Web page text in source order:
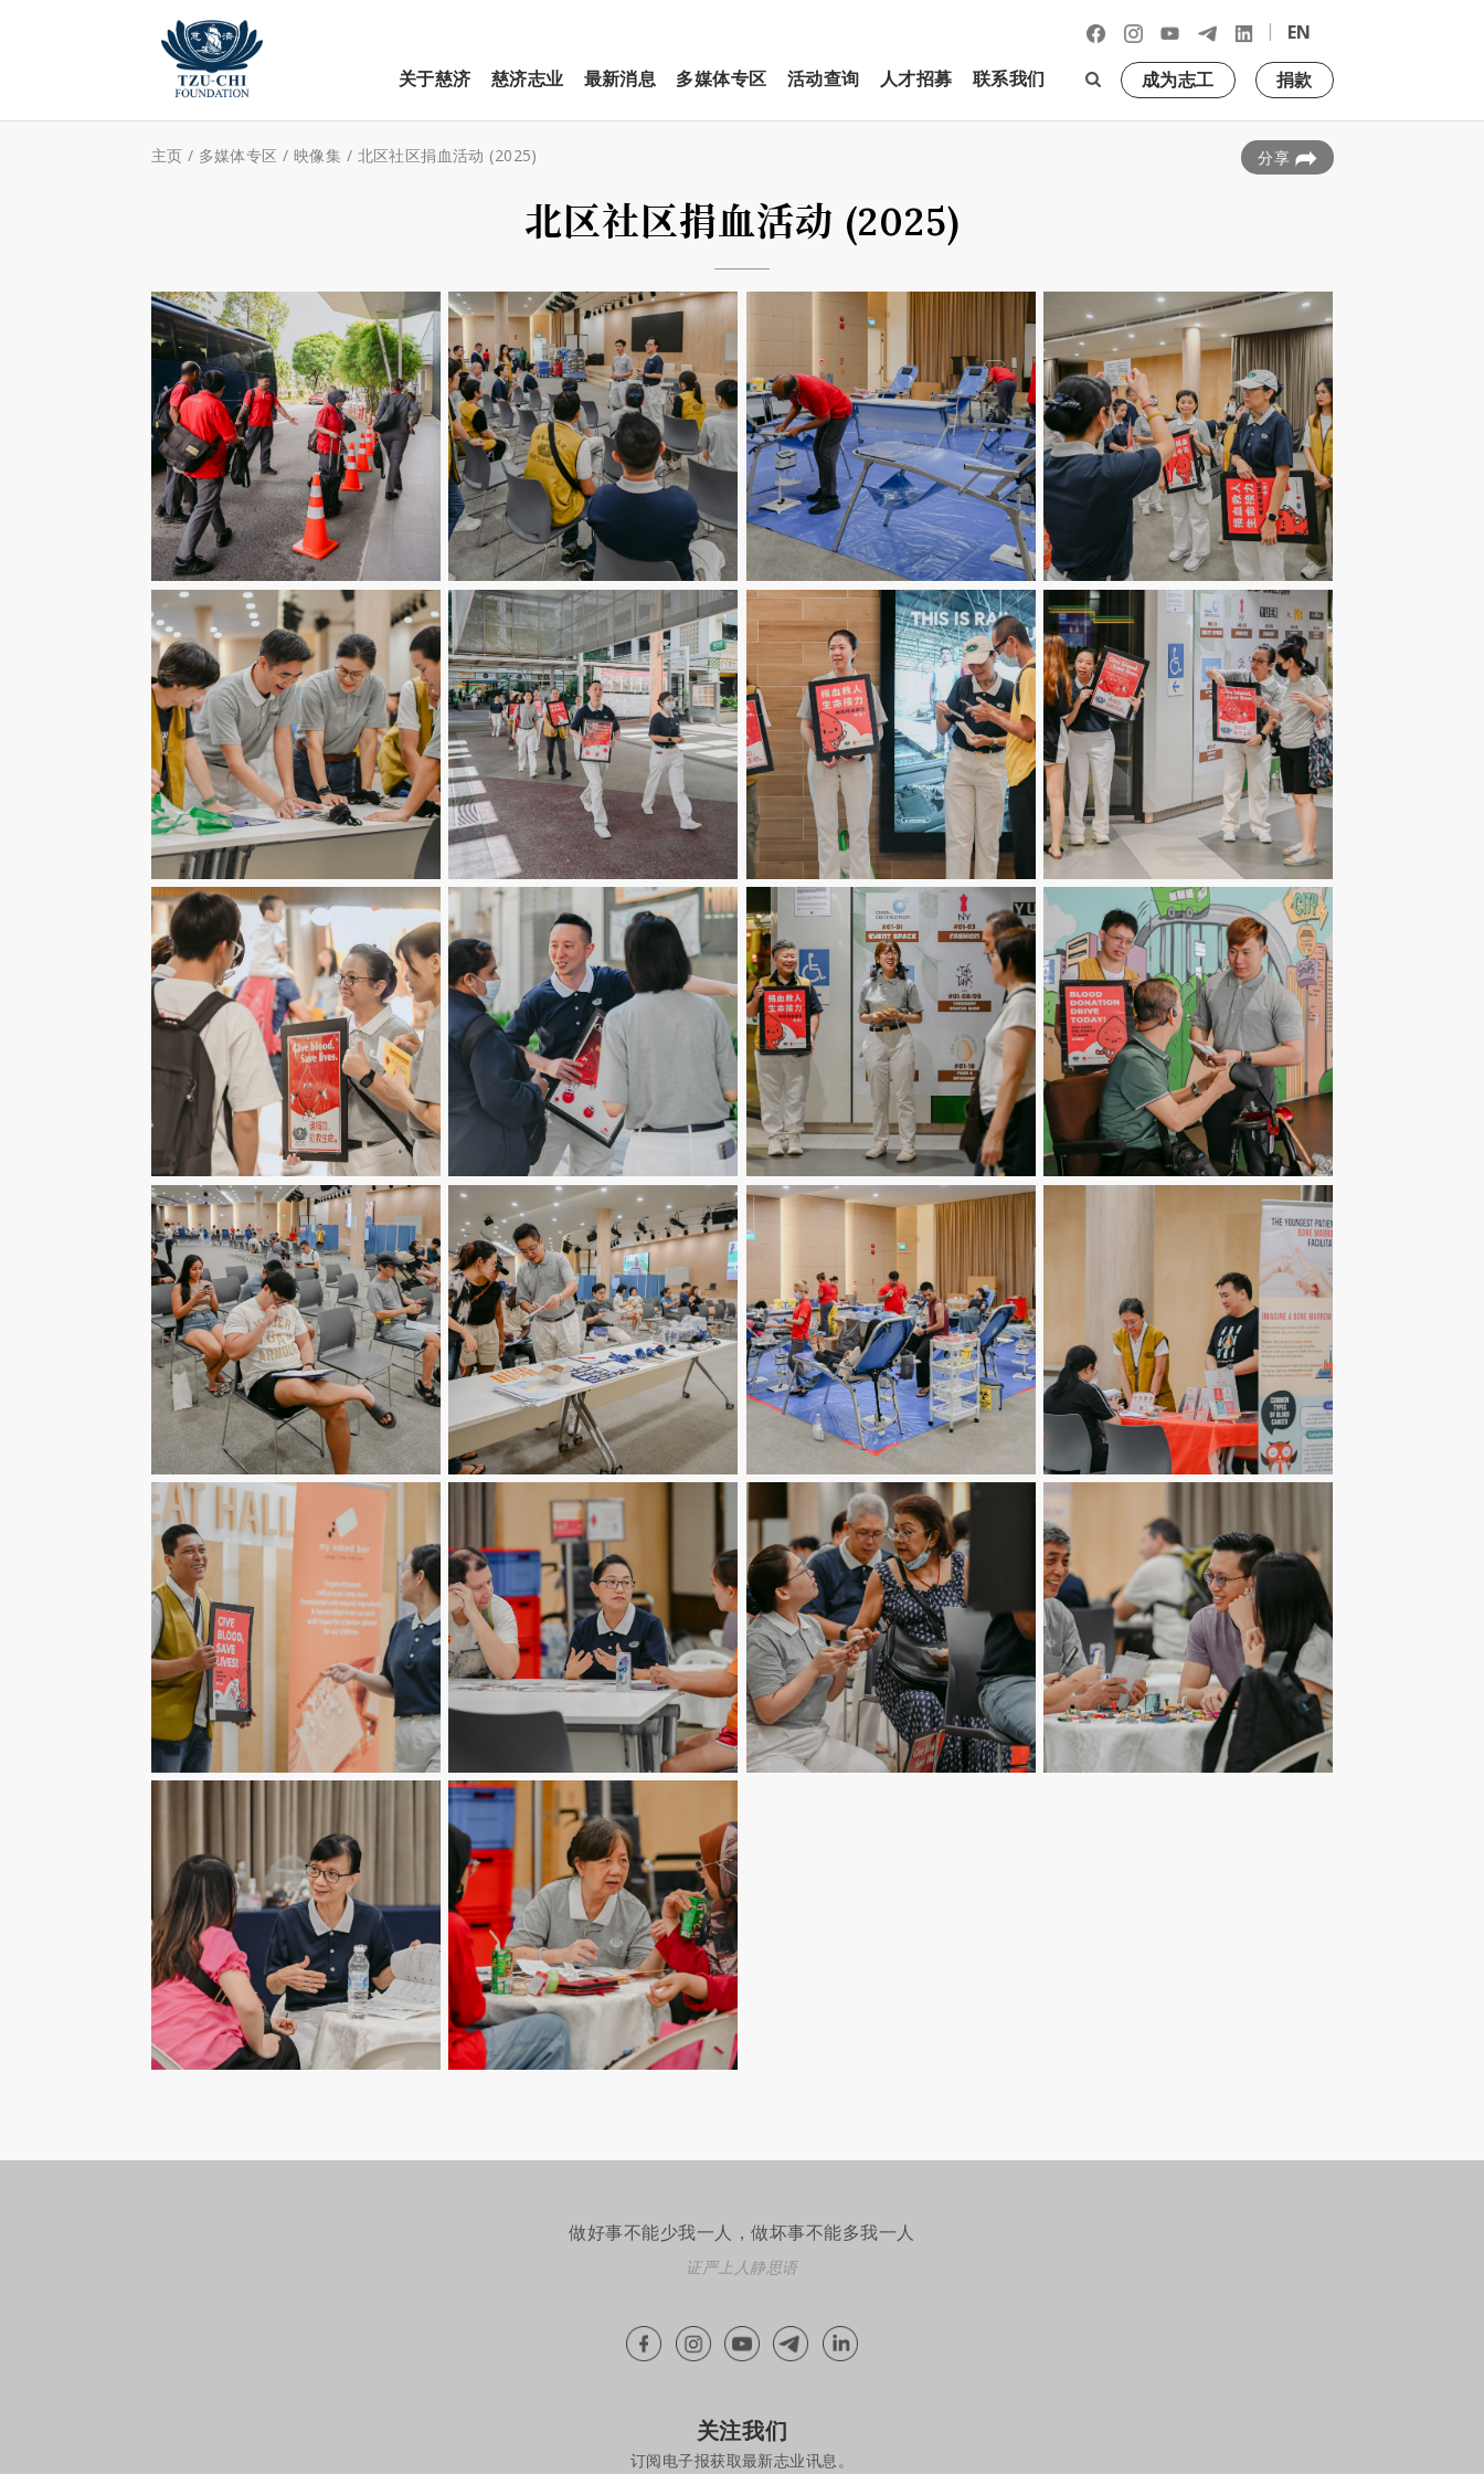
|
EN
关于慈济
慈济志业 最新消息 多媒体专区 活动查询 人才招募 联系我们 成为志工 捐款
主页 / 多媒体专区 / 映像集 / 北区社区捐血活动 (2025) 分享
北区社区捐血活动 (2025)
做好事不能少我一人，做坏事不能多我一人
证严上人静思语
关注我们
订阅电子报获取最新志业讯息。